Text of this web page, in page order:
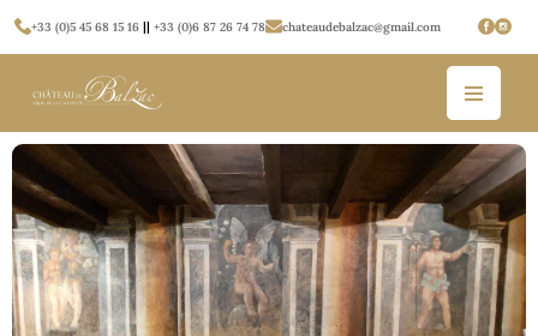
+33 (0)5 45 68 15 16 ||+33 (0)6 87 26 74 78 chateaudebalzac@gmail.com